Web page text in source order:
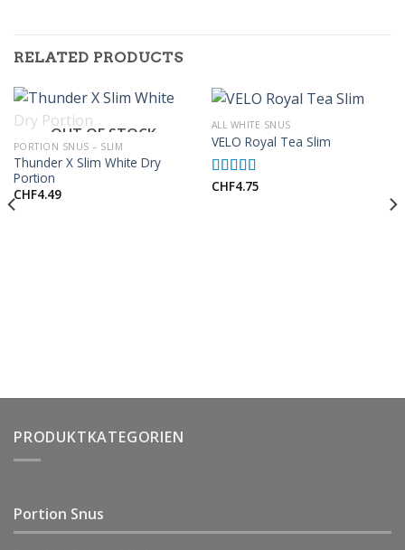
RELATED PRODUCTS
OUT OF STOCK
PORTION SNUS – SLIM
Thunder X Slim White Dry
Portion
CHF4.49
ALL WHITE SNUS
VELO Royal Tea Slim
Rated5.00
CHF4.75
PRODUKTKATEGORIEN
Portion Snus